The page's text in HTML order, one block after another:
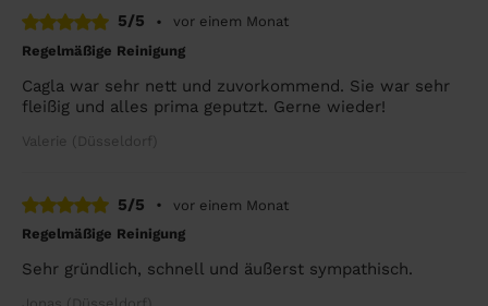
5/5
•
vor einem Monat
Regelmäßige Reinigung
Cagla war sehr nett und zuvorkommend. Sie war sehr
fleißig und alles prima geputzt. Gerne wieder!
Valerie (Düsseldorf)
5/5 •
vor einem Monat
Regelmäßige Reinigung
Sehr gründlich, schnell und äußerst sympathisch.